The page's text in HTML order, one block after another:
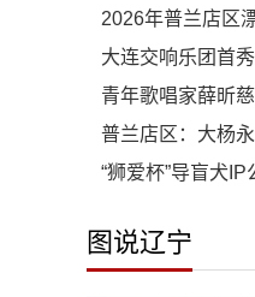
2026年普兰店区
大连交响乐团首
青年歌唱家薛昕
普兰店区：大杨
“狮爱杯”导盲犬
图说辽宁